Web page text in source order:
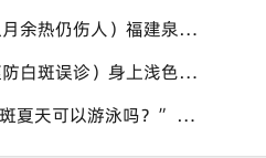
（八月余热仍伤人）福建泉州中科白癜风医院，白癜风外出，依旧要做好硬防晒措施
（谨防白斑误诊）身上浅色斑点不一定是白癜风，盲目用药危害皮肤，泉州中科白癜风医院建议先明确白斑类型
“白斑夏天可以游泳吗？” 池水刺激加日晒双重考验，泉州中科白癜风医院告知白癜风人群游泳防护要点